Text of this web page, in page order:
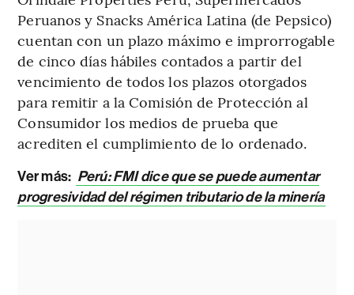
Peruanos y Snacks América Latina (de Pepsico)
cuentan con un plazo máximo e improrrogable
de cinco días hábiles contados a partir del
vencimiento de todos los plazos otorgados
para remitir a la Comisión de Protección al
Consumidor los medios de prueba que
acrediten el cumplimiento de lo ordenado.
Ver más: Perú: FMI dice que se puede aumentar
progresividad del régimen tributario de la minería